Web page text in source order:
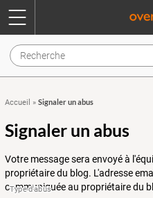
Accueil » Signaler un abus
Signaler un abus
Votre message sera envoyé à
propriétaire du blog. L'adresse
communiquée au propriétaire du